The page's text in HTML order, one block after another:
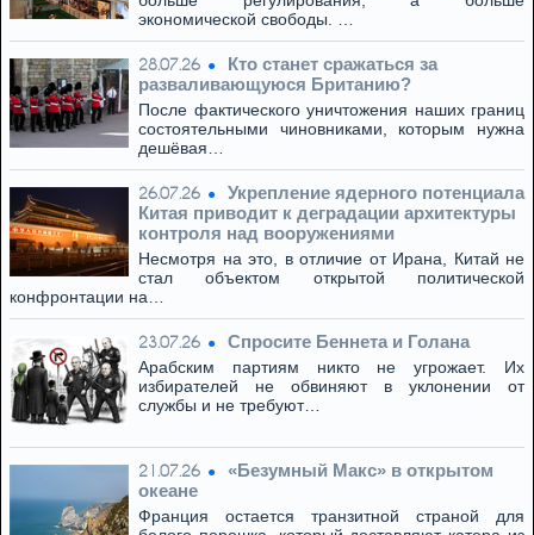
экономической свободы. …
28.07.26
Кто станет сражаться за
разваливающуюся Британию?
После фактического уничтожения наших границ
состоятельными чиновниками, которым нужна
дешёвая…
26.07.26
Укрепление ядерного потенциала
Китая приводит к деградации архитектуры
контроля над вооружениями
Несмотря на это, в отличие от Ирана, Китай не
стал объектом открытой политической
конфронтации на…
23.07.26 Спросите Беннета и Голана
Арабским партиям никто не угрожает. Их
избирателей не обвиняют в уклонении от
службы и не требуют…
21.07.26
«Безумный Макс» в открытом
океане
Франция остается транзитной страной для